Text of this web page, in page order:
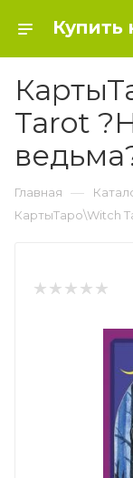
Tarot
Главная —
КартыТаро\Witch